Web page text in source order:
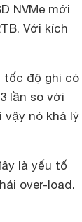
NVMe mới
Với kích
tốc độ ghi có
lần so với
vậy nó khá lý
là yếu tố
over-load.